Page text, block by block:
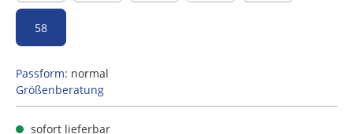
58
Passform: normal
Größenberatung
sofort lieferbar